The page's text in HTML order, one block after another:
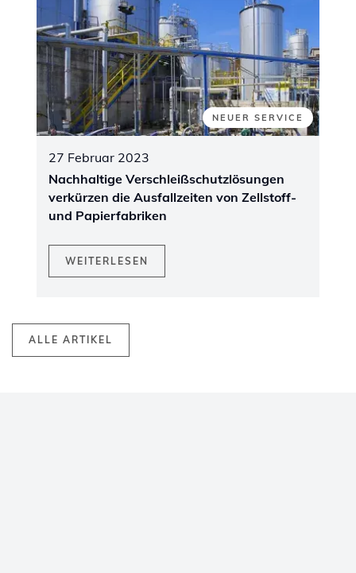
ALLE ARTIKEL
NEUER SERVICE
27 Februar 2023
Nachhaltige Verschleißschutzlösungen
verkürzen die Ausfallzeiten von Zellstoff-
und Papierfabriken
WEITERLESEN